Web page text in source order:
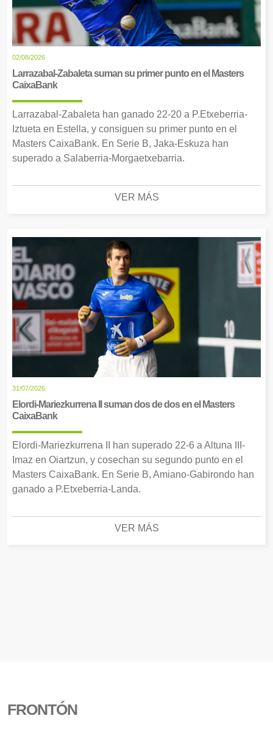
02/08/2026
Larrazabal-Zabaleta suman su primer punto en el Masters
CaixaBank
Larrazabal-Zabaleta han ganado 22-20 a P.Etxeberria-
Iztueta en Estella, y consiguen su primer punto en el
Masters CaixaBank. En Serie B, Jaka-Eskuza han
superado a Salaberria-Morgaetxebarria.
VER MÁS
31/07/2026
Elordi-Mariezkurrena II suman dos de dos en el Masters
CaixaBank
Elordi-Mariezkurrena II han superado 22-6 a Altuna III-
Imaz en Oiartzun, y cosechan su segundo punto en el
Masters CaixaBank. En Serie B, Amiano-Gabirondo han
ganado a P.Etxeberria-Landa.
VER MÁS
FRONTÓN